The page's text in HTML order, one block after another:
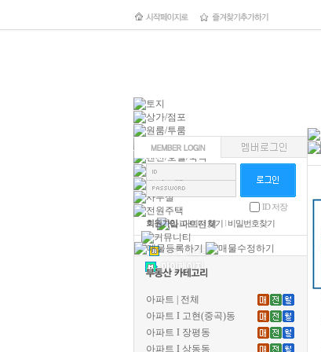
ID 저장
회원가입l아이디 찾기 l 비밀번호찾기
아파트 | 전체
아파트 I 고현(중곡)동
아파트 I 장평동
아파트 I 상동동